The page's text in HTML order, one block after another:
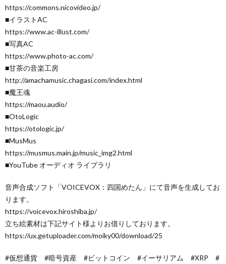
https://commons.nicovideo.jp/
■イラストAC
https://www.ac-illust.com/
■写真AC
https://www.photo-ac.com/
■甘茶の音楽工房
http://amachamusic.chagasi.com/index.html
■魔王魂
https://maou.audio/
■OtoLogic
https://otologic.jp/
■MusMus
https://musmus.main.jp/music_img2.html
■YouTube オーディオ ライブラリ
音声合成ソフト「VOICEVOX：四国めたん」にて音声を生成してお
ります。
https://voicevox.hiroshiba.jp/
立ち絵素材は下記サイト様よりお借りしております。
https://ux.getuploader.com/moiky00/download/25
#仮想通貨 #暗号資産 #ビットコイン #イーサリアム #XRP #